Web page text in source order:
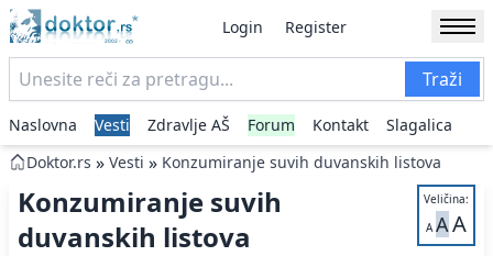
Login Register
Traži
Naslovna Vesti Zdravlje AŠ Forum Kontakt
Slagalica
Doktor.rs » Vesti » Konzumiranje suvih duvanskih listova
Veličina:
A AA
Konzumiranje suvih
duvanskih listova